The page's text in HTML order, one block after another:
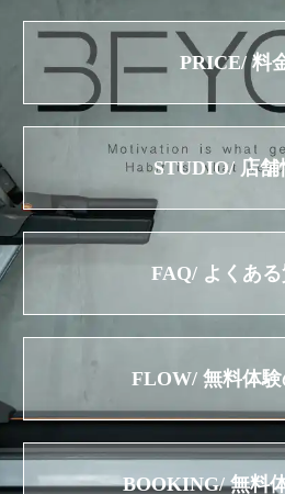
PRICE/ 料
STUDIO/ 店
FAQ/ よくあ
FLOW/ 無料体
BOOKING/ 無料